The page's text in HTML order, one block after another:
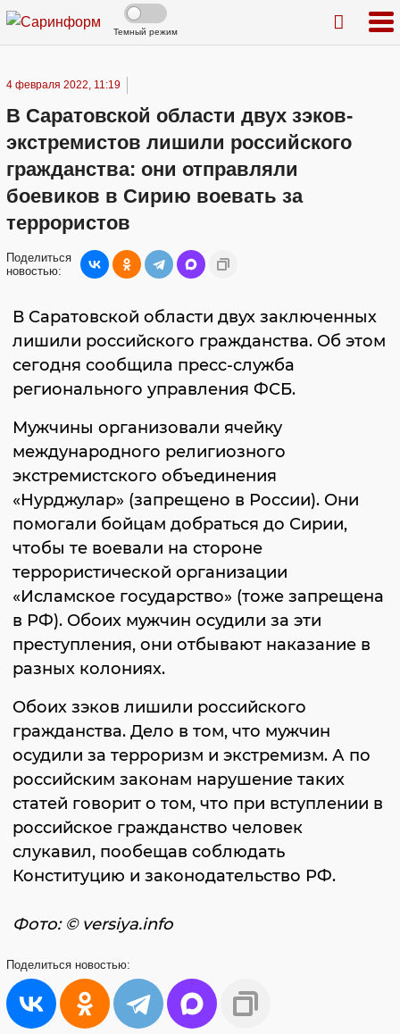
Темный режим
4 февраля 2022, 11:19
В Саратовской области двух зэков-
экстремистов лишили российского
гражданства: они отправляли
боевиков в Сирию воевать за
террористов
Поделиться
новостью:
В Саратовской области двух заключенных
лишили российского гражданства. Об этом
сегодня сообщила пресс-служба
регионального управления ФСБ.
Мужчины организовали ячейку
международного религиозного
экстремистского объединения
«Нурджулар» (запрещено в России). Они
помогали бойцам добраться до Сирии,
чтобы те воевали на стороне
террористической организации
«Исламское государство» (тоже запрещена
в РФ). Обоих мужчин осудили за эти
преступления, они отбывают наказание в
разных колониях.
Обоих зэков лишили российского
гражданства. Дело в том, что мужчин
осудили за терроризм и экстремизм. А по
российским законам нарушение таких
статей говорит о том, что при вступлении в
российское гражданство человек
слукавил, пообещав соблюдать
Конституцию и законодательство РФ.
Фото: © versiya.info
Поделиться новостью: